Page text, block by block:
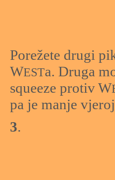
Porežete drugi
WESTa. Druga
squeeze protiv W
pa je manje
3.